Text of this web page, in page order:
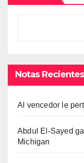
Notas Recientes
Al vencedor le
Abdul El-Sayed
Michigan